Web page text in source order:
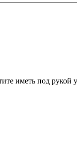
иметь под рукой